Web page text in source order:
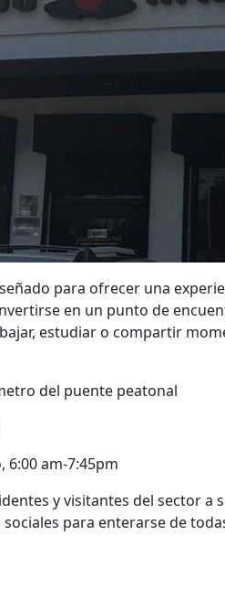
para ofrecer una
en un punto de
estudiar o compartir
del puente peatonal
6:00 am-7:45pm
y visitantes del sector a
para enterarse de